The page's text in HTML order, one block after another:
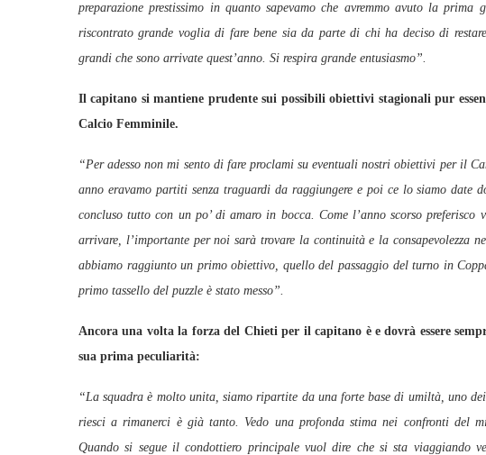
preparazione prestissimo in quanto sapevamo che avremmo avuto la
riscontrato grande voglia di fare bene sia da parte di chi ha deciso di
grandi che sono arrivate quest’anno. Si respira grande entusiasmo”.
Il capitano si mantiene prudente sui possibili obiettivi stagionali pur
Calcio Femminile.
“Per adesso non mi sento di fare proclami su eventuali nostri obiettivi per il
anno eravamo partiti senza traguardi da raggiungere e poi ce lo siamo date
concluso tutto con un po’ di amaro in bocca. Come l’anno scorso preferisco
arrivare, l’importante per noi sarà trovare la continuità e la consapevolezza
abbiamo raggiunto un primo obiettivo, quello del passaggio del turno in
primo tassello del puzzle è stato messo”.
Ancora una volta la forza del Chieti per il capitano è e dovrà essere
sua prima peculiarità:
“La squadra è molto unita, siamo ripartite da una forte base di umiltà, uno
riesci a rimanerci è già tanto. Vedo una profonda stima nei confronti del
Quando si segue il condottiero principale vuol dire che si sta viaggiando